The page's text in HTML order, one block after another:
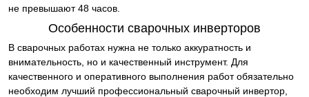
не превышают 48 часов.
Особенности сварочных инверторов
В сварочных работах нужна не только аккуратность и
внимательность, но и качественный инструмент. Для
качественного и оперативного выполнения работ обязательно
необходим лучший профессиональный сварочный инвертор,